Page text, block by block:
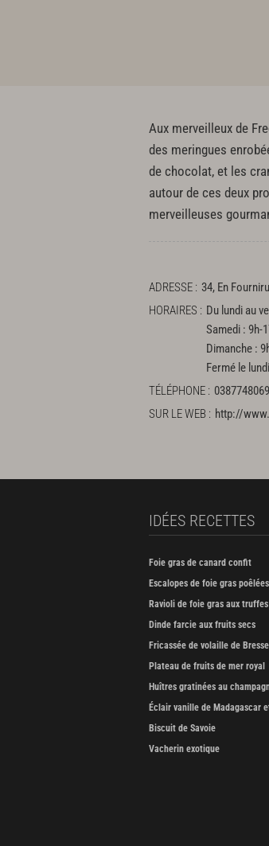
Aux merveilleux de
des meringues
de chocolat, et les
autour de ces deux
merveilleuses
ADRESSE
34, En
HORAIRES
Du lundi au
Samedi : 9h-
Dimanche :
Fermé le lundi
TÉLÉPHONE
0387748069
SUR LE WEB
http://
IDÉES RECETTES
Foie gras de canard confit
Escalopes de foie gras poêlées
Ravioli de foie gras aux
Dinde farcie aux fruits secs
Fricassée de volaille de
Plateau de fruits de mer royal
Huîtres gratinées au
Éclair vanille de Madagascar
Biscuit de Savoie
Vacherin exotique